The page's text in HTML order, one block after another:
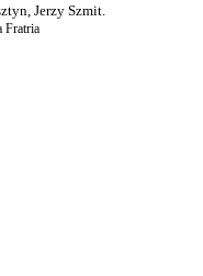
Jerzy Szmit.
Fratria